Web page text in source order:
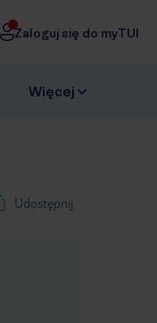
Zaloguj się do myTUI
Więcej
Udostępnij